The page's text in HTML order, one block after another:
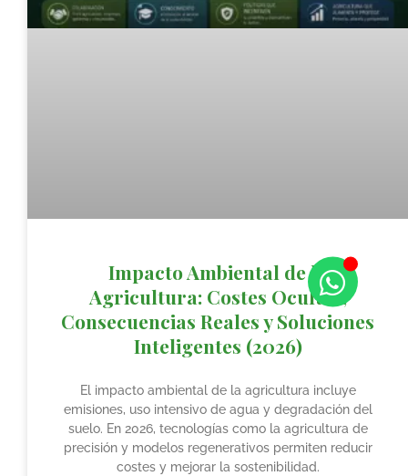
Impacto Ambiental de la
Agricultura: Costes Ocultos,
Consecuencias Reales y Soluciones
Inteligentes (2026)
El impacto ambiental de la agricultura incluye
emisiones, uso intensivo de agua y degradación del
suelo. En 2026, tecnologías como la agricultura de
precisión y modelos regenerativos permiten reducir
costes y mejorar la sostenibilidad.